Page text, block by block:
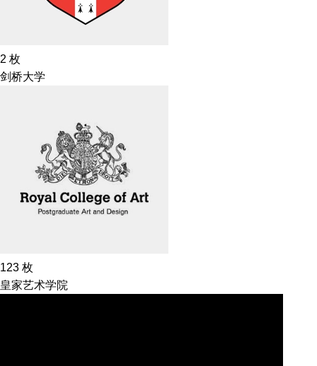
2 枚
剑桥大学
123 枚
皇家艺术学院